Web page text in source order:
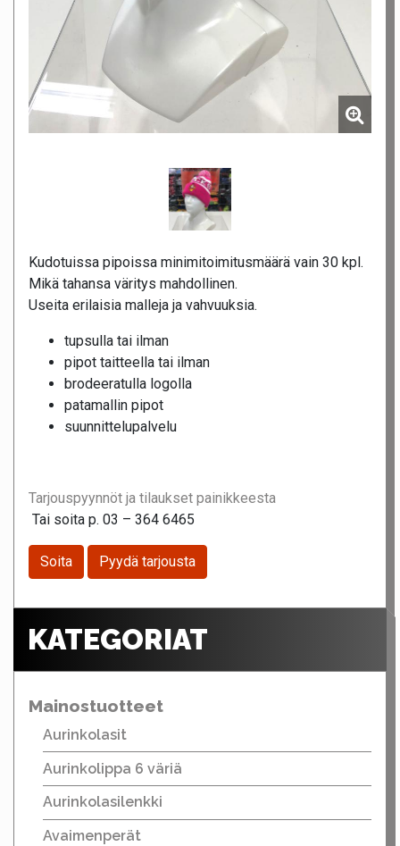
Kudotuissa pipoissa minimitoimitusmäärä vain 30 kpl.
Mikä tahansa väritys mahdollinen.
Useita erilaisia malleja ja vahvuuksia.
tupsulla tai ilman
pipot taitteella tai ilman
brodeeratulla logolla
patamallin pipot
suunnittelupalvelu
Tarjouspyynnöt ja tilaukset painikkeesta
Tai soita p. 03 – 364 6465
Soita Pyydä tarjousta
KATEGORIAT
Mainostuotteet
Aurinkolasit
Aurinkolippa 6 väriä
Aurinkolasilenkki
Avaimenperät